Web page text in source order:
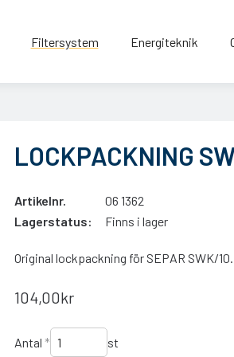
Filtersystem Energiteknik
LOCKPACKNING
Artikelnr.
06 1362
Lagerstatus:
Finns i lager
Original lockpackning för SEPAR SWK/10.
104,00kr
Antal * st